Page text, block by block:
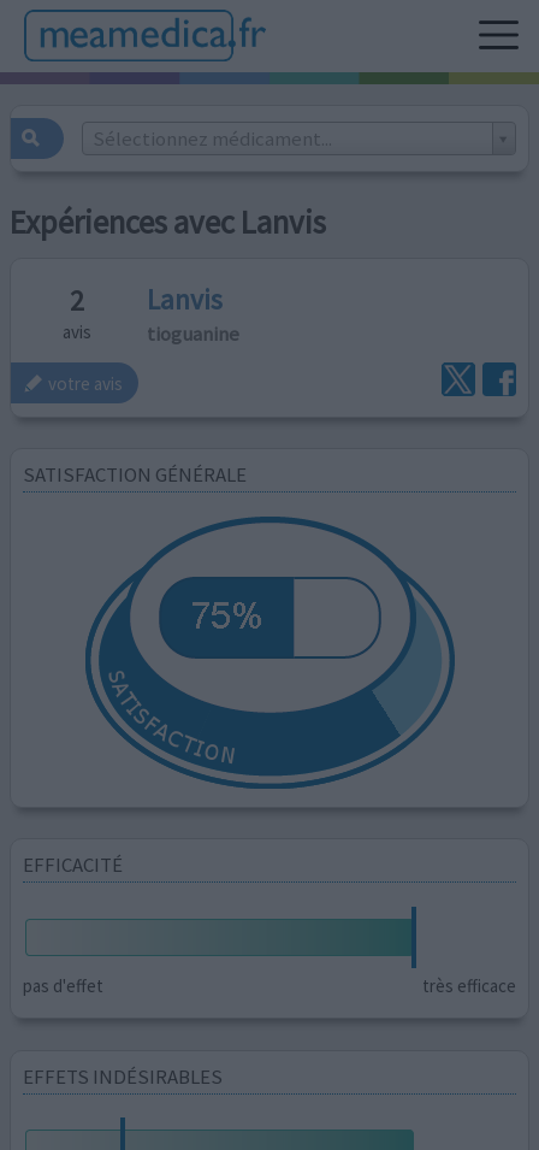
Sélectionnez médicament...
Expériences avec Lanvis
2
avis
Lanvis
tioguanine
votre avis
SATISFACTION GÉNÉRALE
EFFICACITÉ
pas d'effet très efficace
EFFETS INDÉSIRABLES